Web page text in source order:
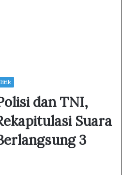
dan TNI,
Suara
3